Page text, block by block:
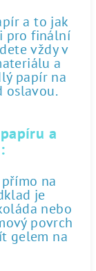
a to jak
pro finální
vždy v
a
papír na
oslavou.
a
na
je
nebo
povrch
gelem na